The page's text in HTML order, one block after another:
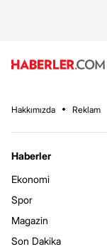
Hakkımızda Reklam
Haberler
Ekonomi
Spor
Magazin
Son Dakika